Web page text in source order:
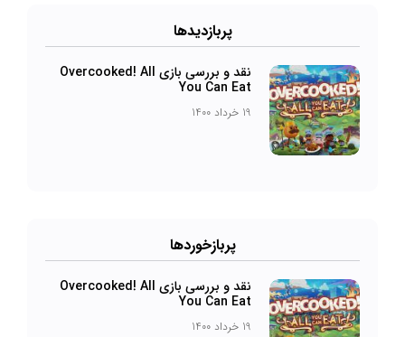
پرباز‌دیدها
نقد و بررسی بازی Overcooked! All
You Can Eat
19 خرداد 1400
پربازخورد‌ها
نقد و بررسی بازی Overcooked! All
You Can Eat
19 خرداد 1400